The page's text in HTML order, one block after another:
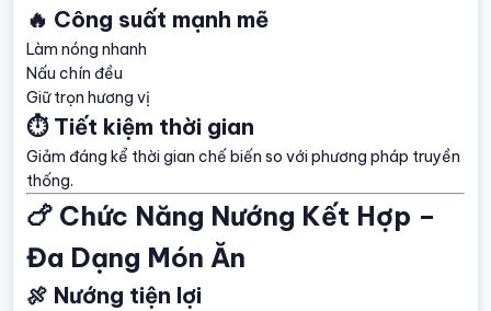
🔥 Công suất mạnh mẽ
Làm nóng nhanh
Nấu chín đều
Giữ trọn hương vị
⏱️ Tiết kiệm thời gian
Giảm đáng kể thời gian chế biến so với phương pháp truyền
thống.
🍗 Chức Năng Nướng Kết Hợp –
Đa Dạng Món Ăn
🍖 Nướng tiện lợi